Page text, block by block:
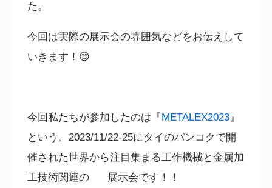
た。
今回は実際の展示会の雰囲気などをお伝えして
いきます！ 😊
今回私たちが参加したのは『METALEX2023 』
という、 2023/11/22-25に タイのバンコクで開
催された世界から注目集まる工作機械と金属加
工技術関連の 展示会です！！